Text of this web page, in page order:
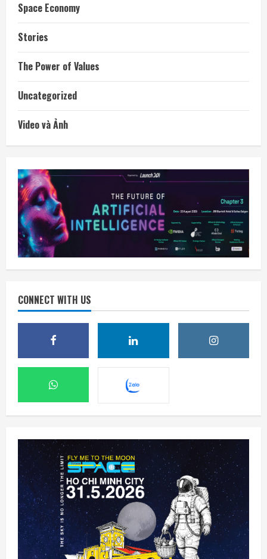
Space Economy
Stories
The Power of Values
Uncategorized
Video và Ảnh
CONNECT WITH US
2
Rocket Lab phóng vệ tinh quan sát của
Nhật Bản sau 5 tuần trì hoãn
7 Tháng 8 2026, 08:07